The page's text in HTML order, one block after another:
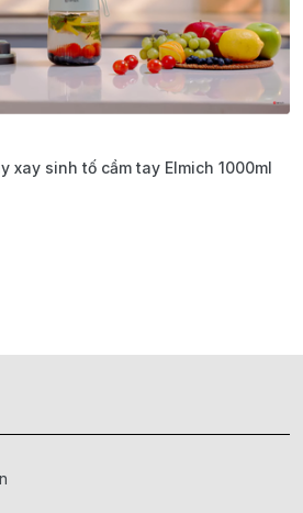
xay sinh tố cầm tay Elmich 1000ml